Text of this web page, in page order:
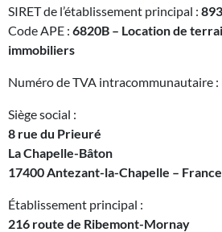
SIRET de l’établissement principal :
Code APE : 6820B – Location de
immobiliers
Numéro de TVA intracommunautaire
Siège social :
8 rue du Prieuré
La Chapelle-Bâton
17400 Antezant-la-Chapelle – France
Établissement principal :
216 route de Ribemont-Mornay